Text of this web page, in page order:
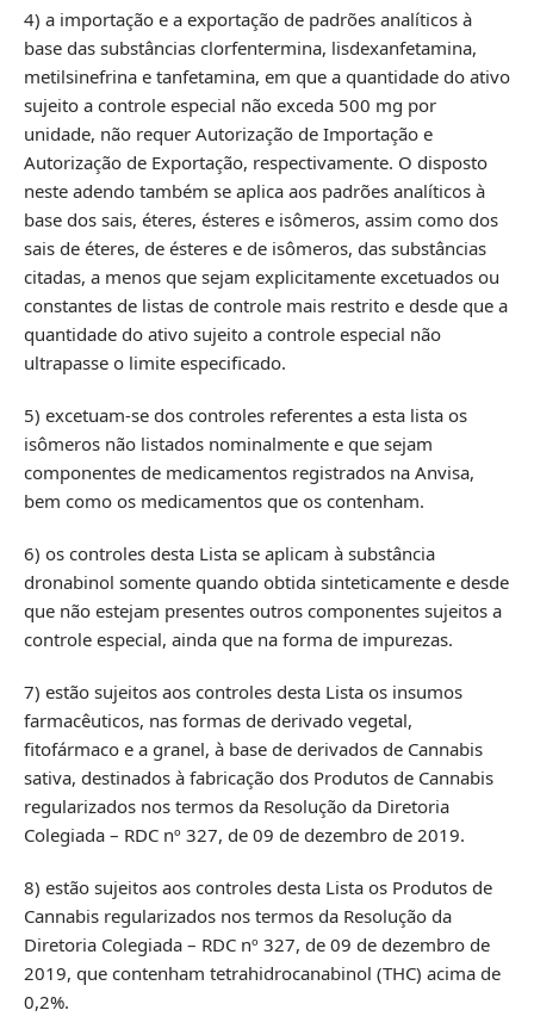
4) a importação e a exportação de padrões analíticos à
base das substâncias clorfentermina, lisdexanfetamina,
metilsinefrina e tanfetamina, em que a quantidade do ativo
sujeito a controle especial não exceda 500 mg por
unidade, não requer Autorização de Importação e
Autorização de Exportação, respectivamente. O disposto
neste adendo também se aplica aos padrões analíticos à
base dos sais, éteres, ésteres e isômeros, assim como dos
sais de éteres, de ésteres e de isômeros, das substâncias
citadas, a menos que sejam explicitamente excetuados ou
constantes de listas de controle mais restrito e desde que a
quantidade do ativo sujeito a controle especial não
ultrapasse o limite especificado.
5) excetuam-se dos controles referentes a esta lista os
isômeros não listados nominalmente e que sejam
componentes de medicamentos registrados na Anvisa,
bem como os medicamentos que os contenham.
6) os controles desta Lista se aplicam à substância
dronabinol somente quando obtida sinteticamente e desde
que não estejam presentes outros componentes sujeitos a
controle especial, ainda que na forma de impurezas.
7) estão sujeitos aos controles desta Lista os insumos
farmacêuticos, nas formas de derivado vegetal,
fitofármaco e a granel, à base de derivados de Cannabis
sativa, destinados à fabricação dos Produtos de Cannabis
regularizados nos termos da Resolução da Diretoria
Colegiada – RDC nº 327, de 09 de dezembro de 2019.
8) estão sujeitos aos controles desta Lista os Produtos de
Cannabis regularizados nos termos da Resolução da
Diretoria Colegiada – RDC nº 327, de 09 de dezembro de
2019, que contenham tetrahidrocanabinol (THC) acima de
0,2%.